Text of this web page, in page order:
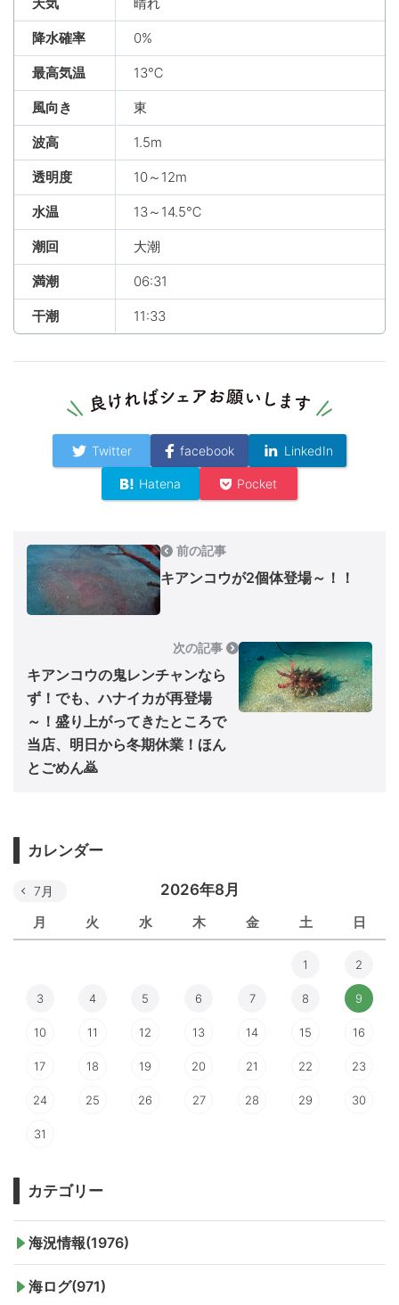
天気 晴れ
降水確率 0%
最高気温 13℃
風向き 東
波高 1.5m
透明度 10～12m
水温 13～14.5℃
潮回 大潮
満潮 06:31
干潮 11:33
Twitter facebook LinkedIn
Hatena Pocket
前の記事
キアンコウが2個体登場～！！
次の記事
キアンコウの鬼レンチャンなら
ず！でも、ハナイカが再登場
～！盛り上がってきたところで
当店、明日から冬期休業！ほん
とごめん🙇
カレンダー
2026年8月
月 火 水 木 金 土 日
7月
1 2
3 4 5 6 7 8 9
10 11 12 13 14 15 16
17 18 19 20 21 22 23
24 25 26 27 28 29 30
31
カテゴリー
海況情報(1976)
海ログ(971)